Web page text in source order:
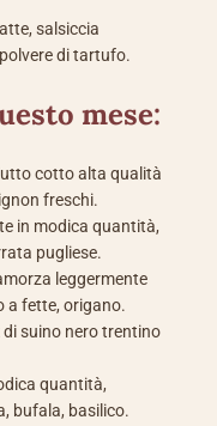
salsiccia
di tartufo.
mese:
cotto alta qualità
freschi.
in modica quantità,
pugliese.
leggermente
a fette, origano.
suino nero trentino
quantità,
bufala, basilico.